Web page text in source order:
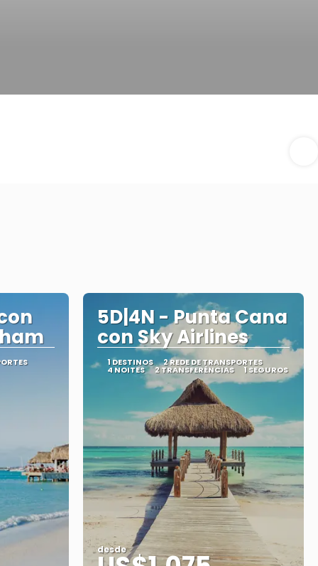
5D|4N - Punta Cana
con Sky Airlines
1 DESTINOS 2 REDE DE TRANSPORTES
4 NOITES 2 TRANSFERÊNCIAS 1 SEGUROS
desde